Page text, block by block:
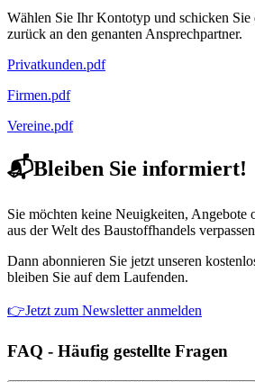
Wählen Sie Ihr Kontotyp und schicken Sie
zurück an den genanten Ansprechpartner.
Privatkunden.pdf
Firmen.pdf
Vereine.pdf
📬Bleiben Sie informiert!
Sie möchten keine Neuigkeiten, Angebote
aus der Welt des Baustoffhandels
Dann abonnieren Sie jetzt unseren
bleiben Sie auf dem Laufenden.
👉Jetzt zum Newsletter anmelden
FAQ - Häufig gestellte Fragen